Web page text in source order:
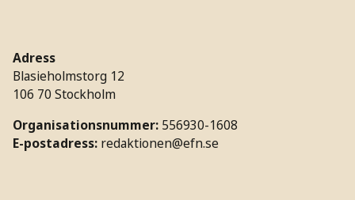
Adress
Blasieholmstorg 12
106 70 Stockholm
Organisationsnummer: 556930-1608
E-postadress: redaktionen@efn.se